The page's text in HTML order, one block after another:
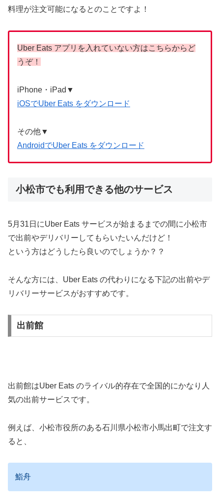
料理が注文可能になるとのことですよ！
Uber Eats アプリを入れていない方はこちらからど
うぞ！
iPhone・iPad▼
iOSでUber Eats をダウンロード
その他▼
AndroidでUber Eats をダウンロード
小松市でも利用できる他のサービス
5月31日にUber Eats サービスが始まるまでの間に小松市
で出前やデリバリーしてもらいたいんだけど！
という方はどうしたら良いのでしょうか？？
そんな方には、Uber Eats の代わりになる下記の出前やデ
リバリーサービスがおすすめです。
出前館
出前館はUber Eats のライバル的存在で全国的にかなり人
気の出前サービスです。
例えば、小松市役所のある石川県小松市小馬出町で注文す
ると、
鮨舟